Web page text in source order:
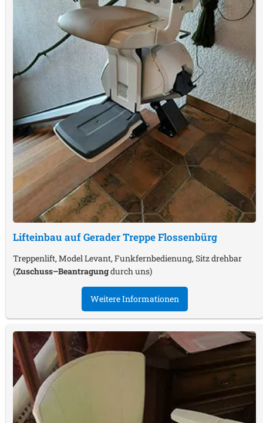
Lifteinbau auf Gerader TreppeFlossenbürg
Treppenlift, Model Levant, Funkfernbedienung, Sitz drehbar
(Zuschuss–Beantragungdurch uns)
Weitere Informationen